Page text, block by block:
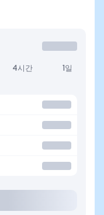
4시간 1일